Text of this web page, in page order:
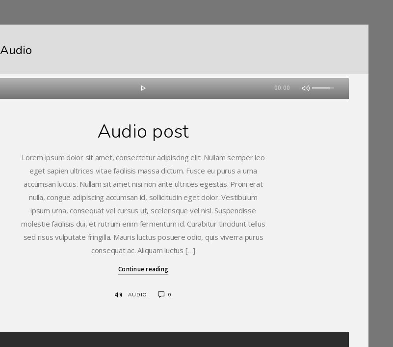
Audio
00:00
Audio post
Lorem ipsum dolor sit amet, consectetur adipiscing elit. Nullam semper leo
eget sapien ultrices vitae facilisis massa dictum. Fusce eu purus a urna
accumsan luctus. Nullam sit amet nisi non ante ultrices egestas. Proin erat
nulla, congue adipiscing accumsan id, sollicitudin eget dolor. Vestibulum
ipsum urna, consequat vel cursus ut, scelerisque vel nisl. Suspendisse
molestie facilisis dui, et rutrum enim fermentum id. Curabitur tincidunt tellus
sed risus vulputate fringilla. Mauris luctus posuere odio, quis viverra purus
consequat ac. Aliquam luctus […]
Continue reading
AUDIO 0